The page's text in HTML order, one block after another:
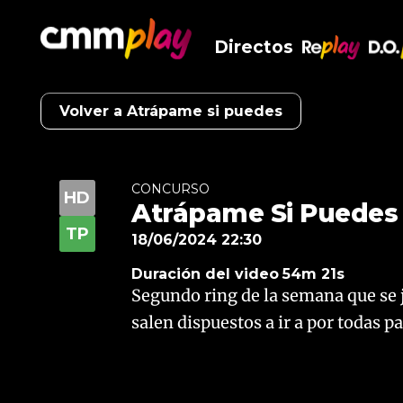
Directos
Volver a Atrápame si puedes
CONCURSO
Atrápame Si
18/06/2024 22:30
Duración del video 54m 21s
Segundo ring de la semana que
salen dispuestos a ir a por todas